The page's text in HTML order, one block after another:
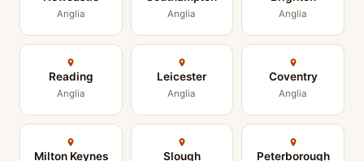
Anglia Anglia Anglia
Reading
Anglia
Leicester
Anglia
Coventry
Anglia
Milton Keynes Slough Peterborough